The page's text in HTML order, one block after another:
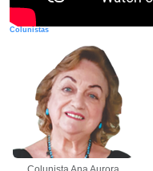
Colunistas